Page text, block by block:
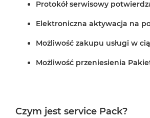
Protokół serwisowy
Elektroniczna aktywacja na
Możliwość zakupu usługi w
Możliwość przeniesienia
Czym jest service Pack?